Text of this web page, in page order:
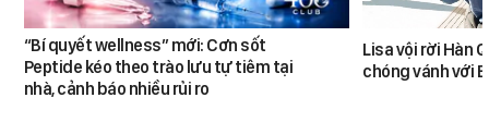
“Bí quyết wellness” mới: Cơn sốt
Peptide kéo theo trào lưu tự tiêm tại
nhà, cảnh báo nhiều rủi ro
Lisa vội rời Hàn
chóng vánh với